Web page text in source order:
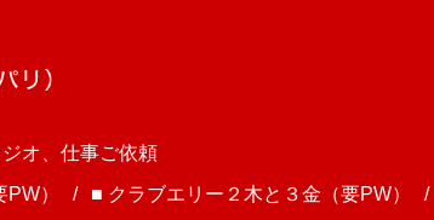
オ、仕事ご依頼
） ■ クラブエリー２木と３金（要PW）